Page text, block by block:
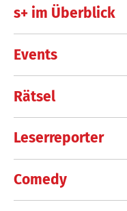
s+ im Überblick
Events
Rätsel
Leserreporter
Comedy